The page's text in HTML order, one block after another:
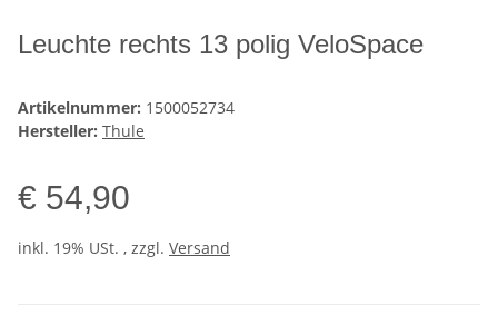
Leuchte rechts 13 polig VeloSpace
Artikelnummer: 1500052734
Hersteller: Thule
€ 54,90
inkl. 19% USt. , zzgl. Versand